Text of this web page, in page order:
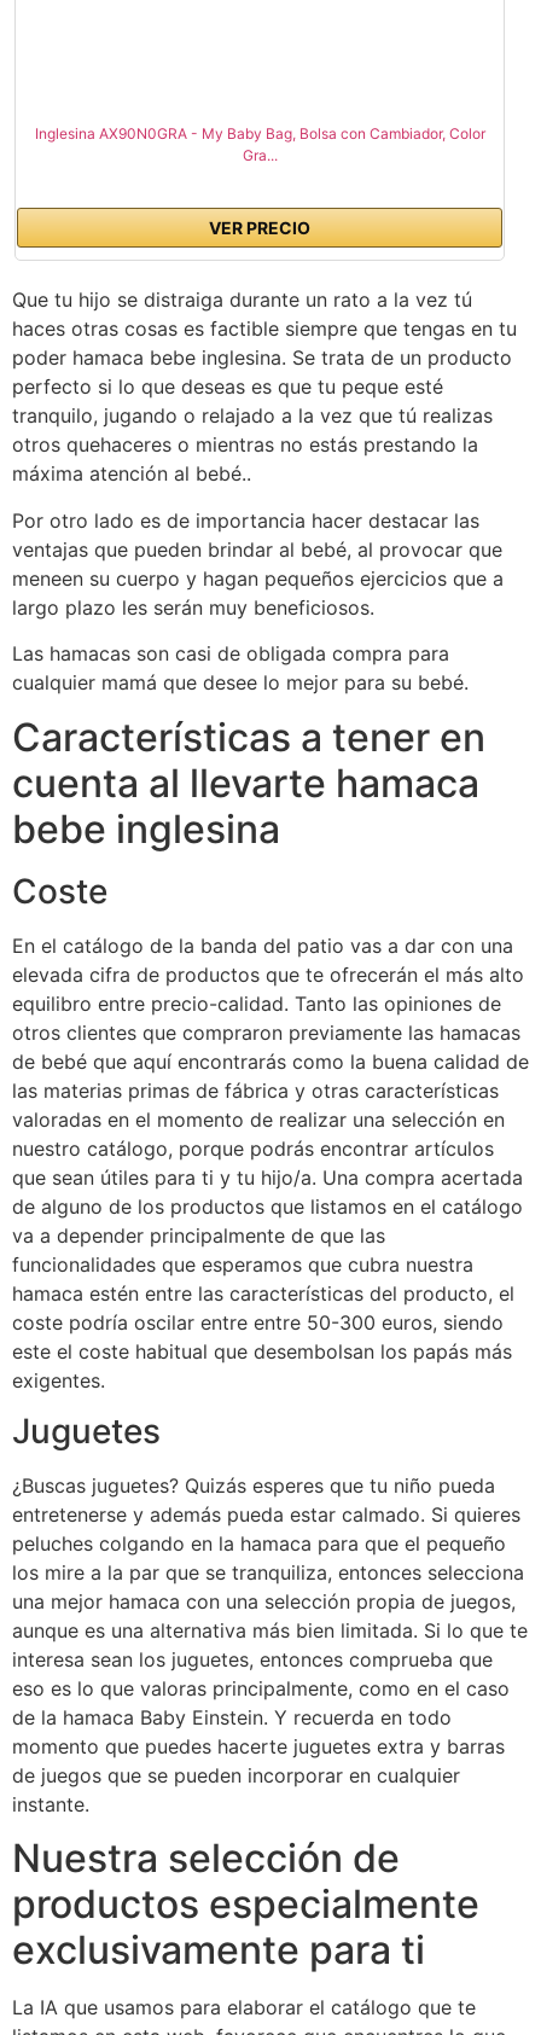
Inglesina AX90N0GRA - My Baby Bag, Bolsa con Cambiador, Color
Gra...
VER PRECIO
Que tu hijo se distraiga durante un rato a la vez tú
haces otras cosas es factible siempre que tengas en tu
poder hamaca bebe inglesina. Se trata de un producto
perfecto si lo que deseas es que tu peque esté
tranquilo, jugando o relajado a la vez que tú realizas
otros quehaceres o mientras no estás prestando la
máxima atención al bebé..
Por otro lado es de importancia hacer destacar las
ventajas que pueden brindar al bebé, al provocar que
meneen su cuerpo y hagan pequeños ejercicios que a
largo plazo les serán muy beneficiosos.
Las hamacas son casi de obligada compra para
cualquier mamá que desee lo mejor para su bebé.
Características a tener en
cuenta al llevarte hamaca
bebe inglesina
Coste
En el catálogo de la banda del patio vas a dar con una
elevada cifra de productos que te ofrecerán el más alto
equilibro entre precio-calidad. Tanto las opiniones de
otros clientes que compraron previamente las hamacas
de bebé que aquí encontrarás como la buena calidad de
las materias primas de fábrica y otras características
valoradas en el momento de realizar una selección en
nuestro catálogo, porque podrás encontrar artículos
que sean útiles para ti y tu hijo/a. Una compra acertada
de alguno de los productos que listamos en el catálogo
va a depender principalmente de que las
funcionalidades que esperamos que cubra nuestra
hamaca estén entre las características del producto, el
coste podría oscilar entre entre 50-300 euros, siendo
este el coste habitual que desembolsan los papás más
exigentes.
Juguetes
¿Buscas juguetes? Quizás esperes que tu niño pueda
entretenerse y además pueda estar calmado. Si quieres
peluches colgando en la hamaca para que el pequeño
los mire a la par que se tranquiliza, entonces selecciona
una mejor hamaca con una selección propia de juegos,
aunque es una alternativa más bien limitada. Si lo que te
interesa sean los juguetes, entonces comprueba que
eso es lo que valoras principalmente, como en el caso
de la hamaca Baby Einstein. Y recuerda en todo
momento que puedes hacerte juguetes extra y barras
de juegos que se pueden incorporar en cualquier
instante.
Nuestra selección de
productos especialmente
exclusivamente para ti
La IA que usamos para elaborar el catálogo que te